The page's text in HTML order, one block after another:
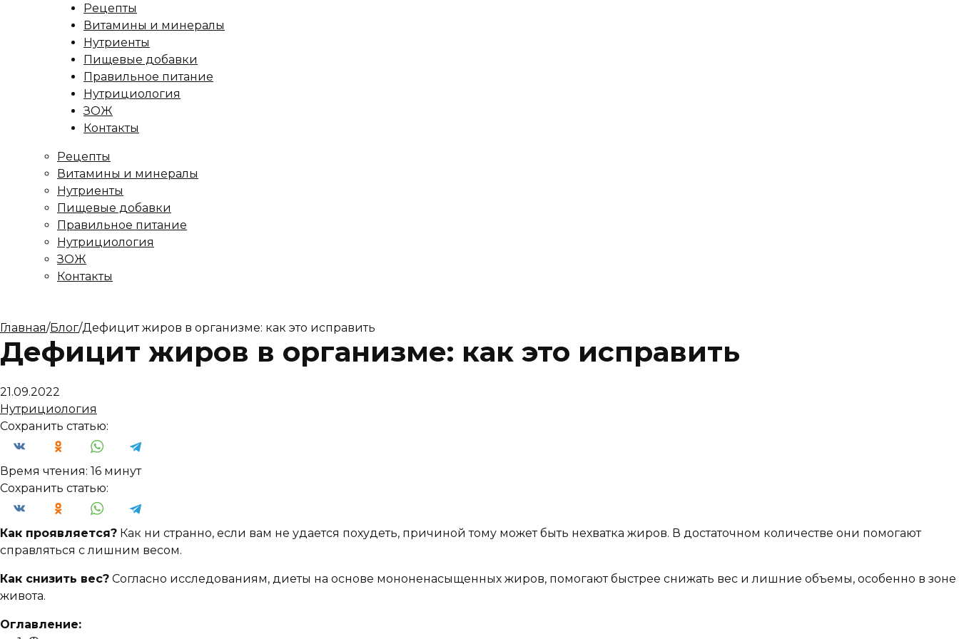
Рецепты
Витамины и минералы
Нутриенты
Пищевые добавки
Правильное питание
Нутрициология
ЗОЖ
Контакты
Рецепты
Витамины и минералы
Нутриенты
Пищевые добавки
Правильное питание
Нутрициология
ЗОЖ
Контакты
Главная/Блог/Дефицит жиров в организме: как это исправить
Дефицит жиров в организме: как это исправить
21.09.2022
Нутрициология
Сохранить статью:
Время чтения: 16 минут
Сохранить статью:
Как проявляется? Как ни странно, если вам не удается похудеть, причиной тому может быть нехватка жиров. В достаточном количестве они помогают
справляться с лишним весом.
Как снизить вес? Согласно исследованиям, диеты на основе мононенасыщенных жиров, помогают быстрее снижать вес и лишние объемы, особенно в зоне
живота.
Оглавление: